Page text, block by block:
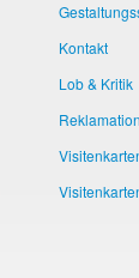
Kontakt
Lob & Kritik